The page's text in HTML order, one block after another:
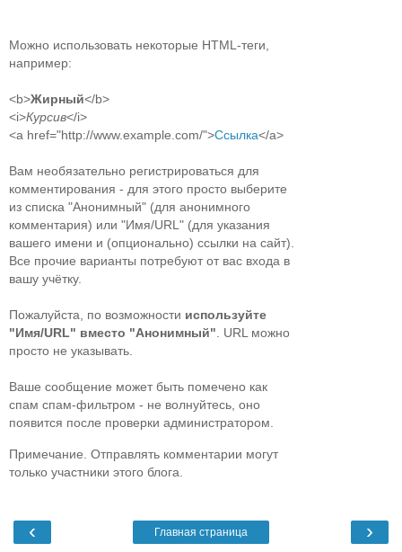
Можно использовать некоторые HTML-теги,
например:
<b>Жирный</b>
<i>Курсив</i>
<a href="http://www.example.com/">Ссылка</a>
Вам необязательно регистрироваться для
комментирования - для этого просто выберите
из списка "Анонимный" (для анонимного
комментария) или "Имя/URL" (для указания
вашего имени и (опционально) ссылки на сайт).
Все прочие варианты потребуют от вас входа в
вашу учётку.
Пожалуйста, по возможности используйте
"Имя/URL" вместо "Анонимный". URL можно
просто не указывать.
Ваше сообщение может быть помечено как
спам спам-фильтром - не волнуйтесь, оно
появится после проверки администратором.
Примечание. Отправлять комментарии могут
только участники этого блога.
‹ ›
Главная страница